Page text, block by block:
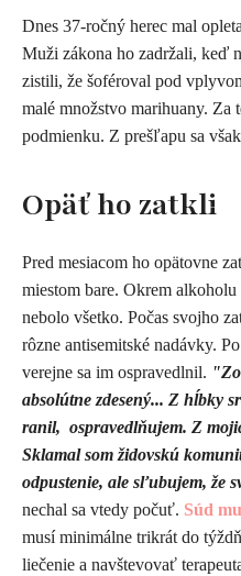
Dnes 37-ročný herec mal
Muži zákona ho zadržali, keď
zistili, že šoféroval pod
malé množstvo marihuany. Za
podmienku. Z prešľapu sa
Opäť ho zatkli
Pred mesiacom ho opätovne
miestom bare. Okrem
nebolo všetko. Počas svojho
rôzne antisemitské nadávky.
verejne sa im ospravedlnil.
absolútne zdesený... Z hĺbky
ranil, ospravedlňujem. Z
Sklamal som židovskú
odpustenie, ale sľubujem, že
nechal sa vtedy počuť. Súd
musí minimálne trikrát do
liečenie a navštevovať